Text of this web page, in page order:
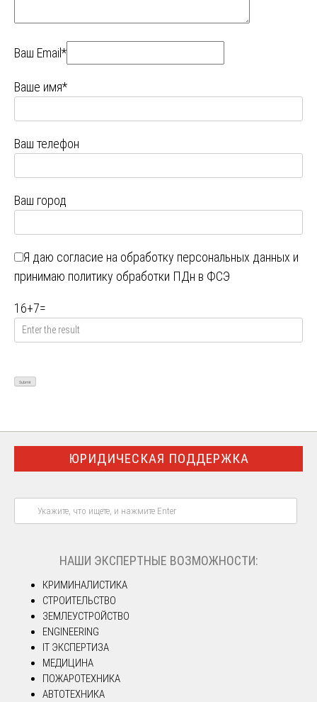
Ваш Email*
Ваше имя*
Ваш телефон
Ваш город
Я даю согласие на обработку персональных данных и
принимаю политику обработки ПДн в ФСЭ
16+7=
ЮРИДИЧЕСКАЯ ПОДДЕРЖКА
НАШИ ЭКСПЕРТНЫЕ ВОЗМОЖНОСТИ:
КРИМИНАЛИСТИКА
СТРОИТЕЛЬСТВО
ЗЕМЛЕУСТРОЙСТВО
ENGINEERING
IT ЭКСПЕРТИЗА
МЕДИЦИНА
ПОЖАРОТЕХНИКА
АВТОТЕХНИКА